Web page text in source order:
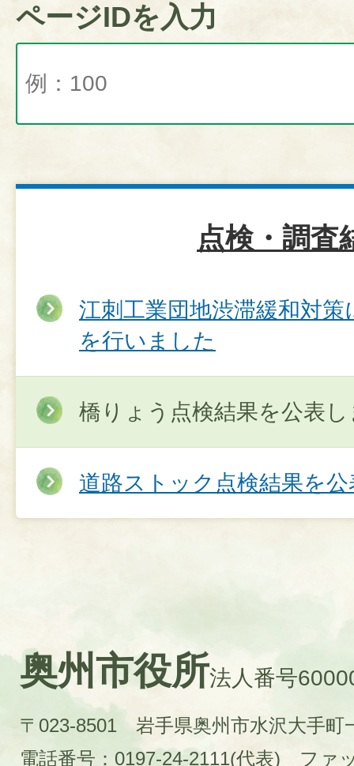
ページIDを入力
点検・調査
江刺工業団地渋滞緩和対
を行いました
橋りょう点検結果を公表
道路ストック点検結果を
奥州市役所法人番号
〒023-8501 岩手県奥州市水沢大手町
電話番号：0197-24-2111(代表)
ファ